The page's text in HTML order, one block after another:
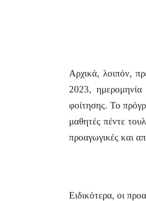
Αρχικά, λοιπόν,
2023, ημερομηνία
φοίτησης. Το
μαθητές πέντε
προαγωγικές και
Ειδικότερα, οι